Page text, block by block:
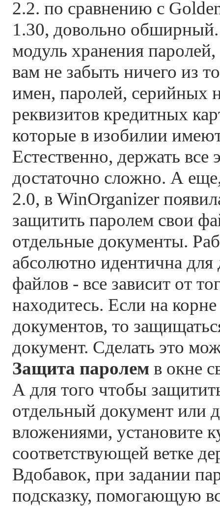
2.2. по сравнению с
1.30, довольно
модуль хранения
вам не забыть ничего из
имен, паролей, серийных
реквизитов кредитных
которые в изобилии
Естественно, держать все
достаточно сложно. А
2.0, в WinOrganizer
защитить паролем свои
отдельные документы.
абсолютно идентична для
файлов - все зависит от
находитесь. Если на корне
документов, то
документ. Сделать это
Защита паролем в окне
А для того чтобы
отдельный документ или
вложениями, установите
соответствующей ветке
Вдобавок, при задании
подсказку, помогающую